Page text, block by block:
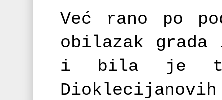
Već rano po
obilazak grada
i bila je to